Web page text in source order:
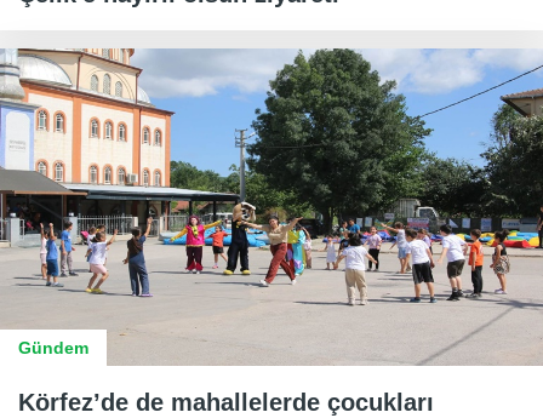
Gündem
Körfez’de de mahallelerde çocukları